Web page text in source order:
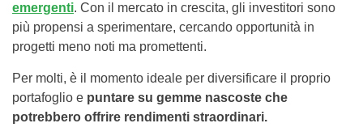
emergenti. Con il mercato in crescita, gli investitori sono
più propensi a sperimentare, cercando opportunità in
progetti meno noti ma promettenti.
Per molti, è il momento ideale per diversificare il proprio
portafoglio e puntare su gemme nascoste che
potrebbero offrire rendimenti straordinari.